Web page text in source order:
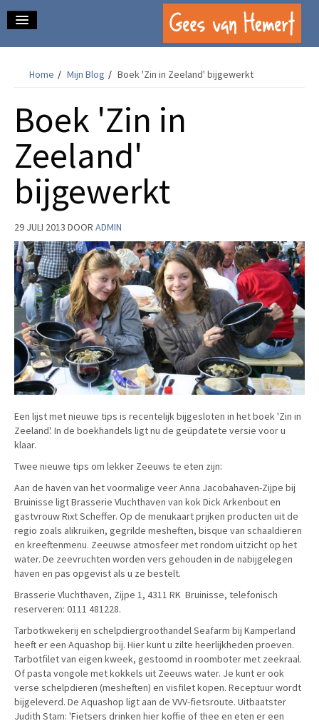
over mij.
schrijfwerk.
contact.
mijn blog.
Home / Mijn Blog / Boek 'Zin in Zeeland' bijgewerkt
Boek 'Zin in
Zeeland'
bijgewerkt
29 JULI 2013 DOOR ADMIN
Een lijst met nieuwe tips is recentelijk bijgesloten in het boek 'Zin in
Zeeland'. In de boekhandels ligt nu de geüpdatete versie voor u
klaar.
Twee nieuwe tips om lekker Zeeuws te eten zijn:
Aan de haven van het voormalige veer Anna Jacobahaven-Zijpe bij
Bruinisse ligt Brasserie Vluchthaven van kok Dick Arkenbout en
gastvrouw Rixt Scheffer. Op de menukaart prijken producten uit de
regio zoals alikruiken, gegrilde mesheften, bisque van schaaldieren
en kreeftenmenu. Zeeuwse atmosfeer met rondom uitzicht op het
water. De zeevruchten worden vers gehouden in de nabijgelegen
haven en pas opgevist als u ze bestelt.
Brasserie Vluchthaven, Zijpe 1, 4311 RK Bruinisse, telefonisch
reserveren: 0111 481228.
Tarbotkwekerij en schelpdiergroothandel Seafarm bij Kamperland
heeft er een Aquashop bij. Hier kunt u zilte heerlijkheden proeven.
Tarbotfilet van eigen kweek, gestoomd in roomboter met zeekraal.
Of pasta vongole met kokkels uit Zeeuws water. Je kunt er ook
verse schelpdieren (mesheften) en visfilet kopen. Receptuur wordt
bijgeleverd. De Aquashop ligt aan de VVV-fietsroute. Uitbaatster
Judith Stam: 'Fietsers drinken hier koffie of thee en eten er een